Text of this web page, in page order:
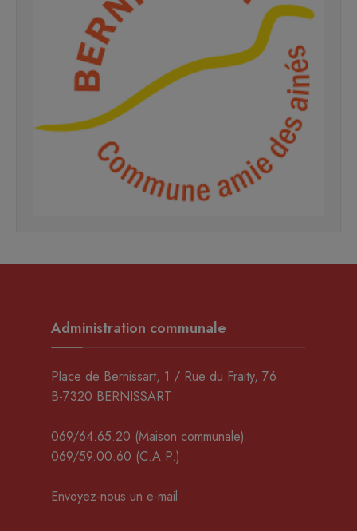
Administration communale
Place de Bernissart, 1 / Rue du Fraity, 76
B-7320 BERNISSART
069/64.65.20 (Maison communale)
069/59.00.60 (C.A.P.)
Envoyez-nous un e-mail